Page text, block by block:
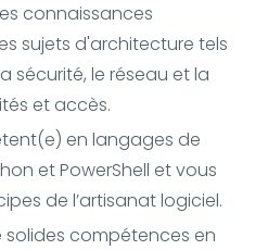
connaissances
sujets d'architecture tels
sécurité, le réseau et la
et accès.
en langages de
et PowerShell et vous
de l’artisanat logiciel.
solides compétences en